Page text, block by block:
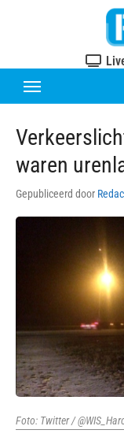
waren
Gepubliceerd door
Foto: Twitter /